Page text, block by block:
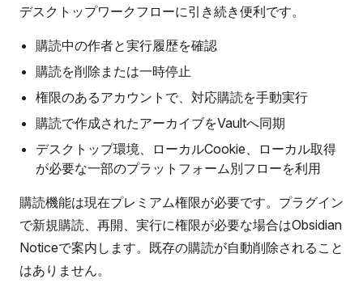
デスクトップワークフローに引き続き便利です。
購読中の作者と実行履歴を確認
購読を削除または一時停止
権限のあるアカウントで、対応購読を手動実行
購読で作成されたアーカイブをVaultへ同期
デスクトップ環境、ローカルCookie、ローカル取得
が必要な一部のプラットフォーム別フローを利用
購読機能は現在プレミアム権限が必要です。プラグイン
で新規購読、再開、実行に権限が必要な場合はObsidian
Noticeで案内します。既存の購読が自動削除されること
はありません。